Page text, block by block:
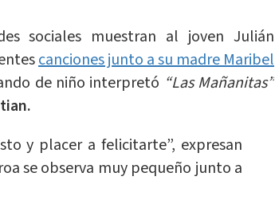
sociales muestran al joven Julián
canciones junto a su madre Maribel
de niño interpretó “Las Mañanitas”
y placer a felicitarte”, expresan
se observa muy pequeño junto a